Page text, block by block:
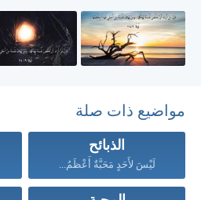
مواضيع ذات صلة
الذبائح
لَيْسَ لأَحَدٍ مَحَبَّةٌ أَعْظَمُ...